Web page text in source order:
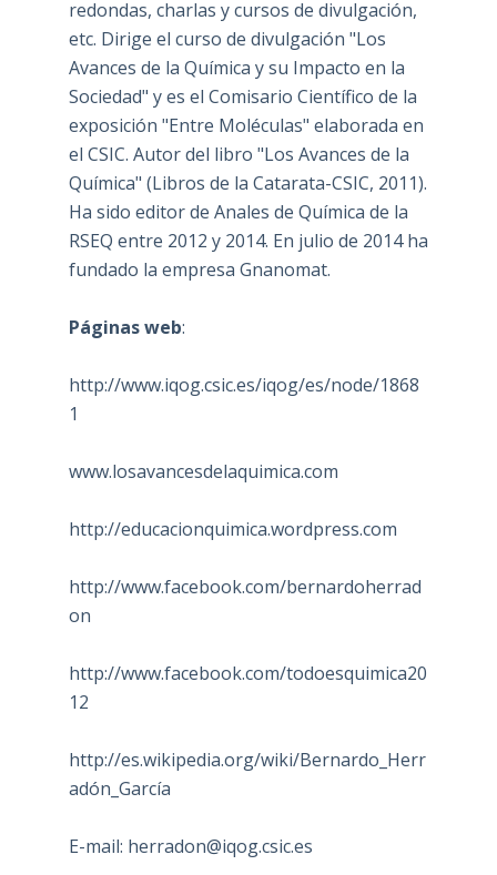
redondas, charlas y cursos de divulgación,
etc. Dirige el curso de divulgación "Los
Avances de la Química y su Impacto en la
Sociedad" y es el Comisario Científico de la
exposición "Entre Moléculas" elaborada en
el CSIC. Autor del libro "Los Avances de la
Química" (Libros de la Catarata-CSIC, 2011).
Ha sido editor de Anales de Química de la
RSEQ entre 2012 y 2014. En julio de 2014 ha
fundado la empresa Gnanomat.
Páginas web:
http://www.iqog.csic.es/iqog/es/node/1868
1
www.losavancesdelaquimica.com
http://educacionquimica.wordpress.com
http://www.facebook.com/bernardoherrad
on
http://www.facebook.com/todoesquimica20
12
http://es.wikipedia.org/wiki/Bernardo_Herr
adón_García
E-mail: herradon@iqog.csic.es